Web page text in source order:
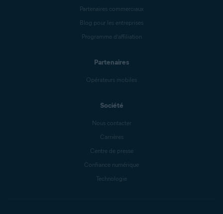
Partenaires commerciaux
Blog pour les entreprises
Programme d’affiliation
Partenaires
Opérateurs mobiles
Société
Nous contacter
Carrières
Centre de presse
Confiance numérique
Technologie